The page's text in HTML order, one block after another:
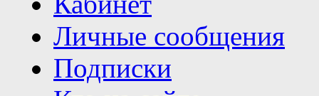
Личные сообщения
Подписки